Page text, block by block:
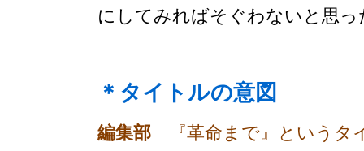
にしてみればそぐわないと思
＊タイトルの意図
編集部 『革命まで』というタ